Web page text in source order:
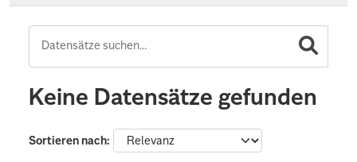
Keine Datensätze gefunden
Sortieren nach